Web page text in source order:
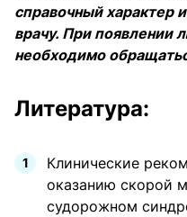
справочный характер
врачу. При появлении
необходимо
Литература:
Клинические
оказанию скорой
судорожном